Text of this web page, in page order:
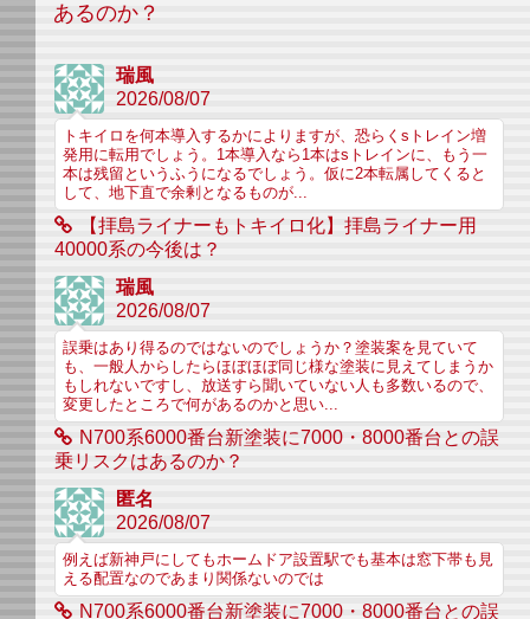
あるのか？
瑞風
2026/08/07
トキイロを何本導入するかによりますが、恐らくsトレイン増
発用に転用でしょう。1本導入なら1本はsトレインに、もう一
本は残留というふうになるでしょう。仮に2本転属してくると
して、地下直で余剰となるものが...
【拝島ライナーもトキイロ化】拝島ライナー用
40000系の今後は？
瑞風
2026/08/07
誤乗はあり得るのではないのでしょうか？塗装案を見ていて
も、一般人からしたらほぼほぼ同じ様な塗装に見えてしまうか
もしれないですし、放送すら聞いていない人も多数いるので、
変更したところで何があるのかと思い...
N700系6000番台新塗装に7000・8000番台との誤
乗リスクはあるのか？
匿名
2026/08/07
例えば新神戸にしてもホームドア設置駅でも基本は窓下帯も見
える配置なのであまり関係ないのでは
N700系6000番台新塗装に7000・8000番台との誤